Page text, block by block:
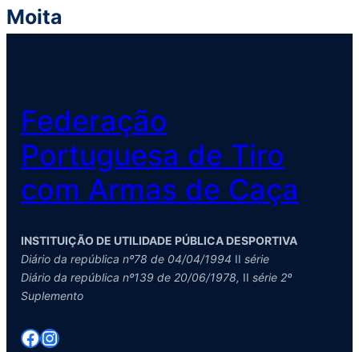
Moita
Federação
Portuguesa de Tiro
com Armas de Caça
INSTITUIÇÃO DE UTILIDADE PÚBLICA DESPORTIVA
Diário da república nº78 de 04/04/1994 II série
Diário da república nº139 de 20/06/1978, II série 2º
Suplemento
Facebook Instagram